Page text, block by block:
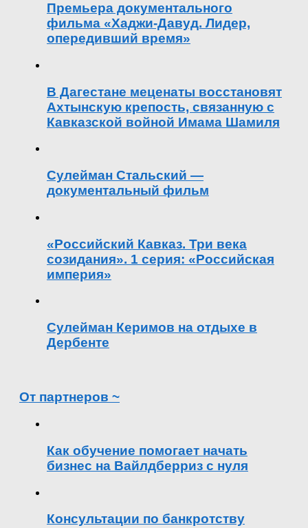
Премьера документального
фильма «Хаджи-Давуд. Лидер,
опередивший время»
В Дагестане меценаты восстановят
Ахтынскую крепость, связанную с
Кавказской войной Имама Шамиля
Сулейман Стальский —
документальный фильм
«Российский Кавказ. Три века
созидания». 1 серия: «Российская
империя»
Сулейман Керимов на отдыхе в
Дербенте
От партнеров ~
Как обучение помогает начать
бизнес на Вайлдберриз с нуля
Консультации по банкротству